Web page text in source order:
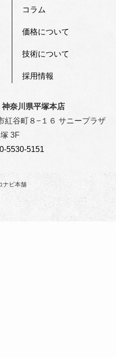
コラム
価格について
技術について
採用情報
奈川県平塚本店
紅谷町８−１６ サニープラザ
3F
5530-5151
ナビ本舗